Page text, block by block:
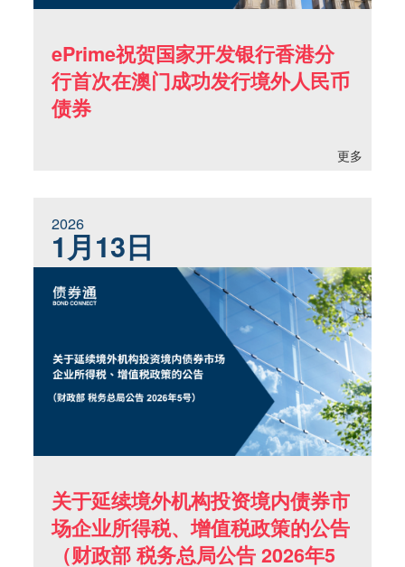
ePrime祝贺国家开发银行香港分
行首次在澳门成功发行境外人民币
债券
更多
2026
1月13日
关于延续境外机构投资境内债券市
场企业所得税、增值税政策的公告
（财政部 税务总局公告 2026年5